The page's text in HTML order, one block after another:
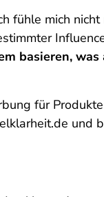
fühle mich
basieren, was
für
und